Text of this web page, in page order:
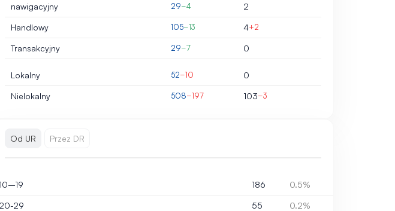
nawigacyjny 29−4 2
Handlowy 105−13 4+2
Transakcyjny 29−7 0
Lokalny 52−10 0
Nielokalny 508−197 103−3
Od UR Przez DR
10–19 186 0.5%
20-29 55 0.2%